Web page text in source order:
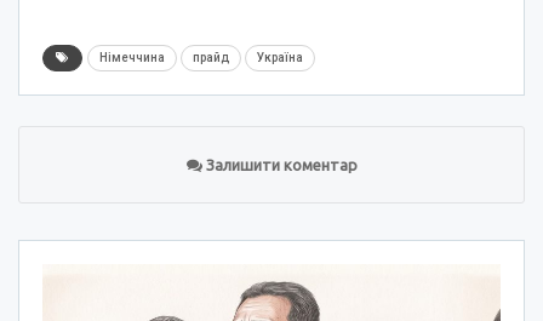
Німеччина прайд Україна
Залишити коментар